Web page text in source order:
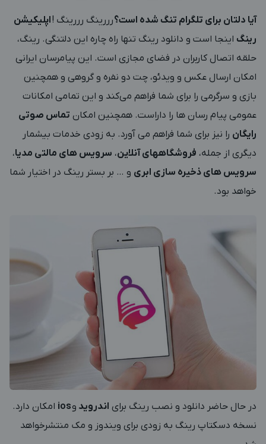
آیا دلتان برای تلگرام تنگ شده است؟رررینگ رررینگ !اپلیکیشن
رینگ اینجا است و دانلود رینگ تنها راه چاره این دلتنگی. رینگ،
حلقه اتصال کاربران در فضای مجازی است. این پیامرسان ایرانی
امکان ارسال عکس و ویدئو، چت دو نفره و گروهی و همچنین
بازی و سرگرمی را برای شما فراهم می‌کند و این تمامی امکانات
عمومی پیام رسان ها را داراست. همچنین امکان تماس صوتی
رایگان را نیز برای شما فراهم می آورد. به زودی خدمات بیشمار
دیگری از جمله، فروشگاههای آنلاین، سرویس های مالتی مدیا،
سرویس های ذخیره سازی ابری و … بر بستر رینگ در اختیار شما
خواهد بود.
در حال حاضر دانلود و نصب رینگ برای اندروید وios امکان دارد.
نسخه دسکتاپ رینگ به زودی برای ویندوز و مک منتشرخواهد